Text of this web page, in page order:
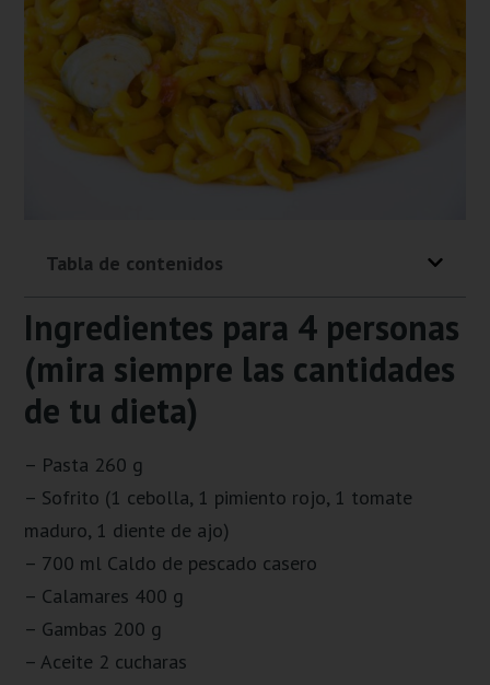
Tabla de contenidos
Ingredientes para 4 personas
(mira siempre las cantidades
de tu dieta)
– Pasta 260 g
– Sofrito (1 cebolla, 1 pimiento rojo, 1 tomate
maduro, 1 diente de ajo)
– 700 ml Caldo de pescado casero
– Calamares 400 g
– Gambas 200 g
– Aceite 2 cucharas